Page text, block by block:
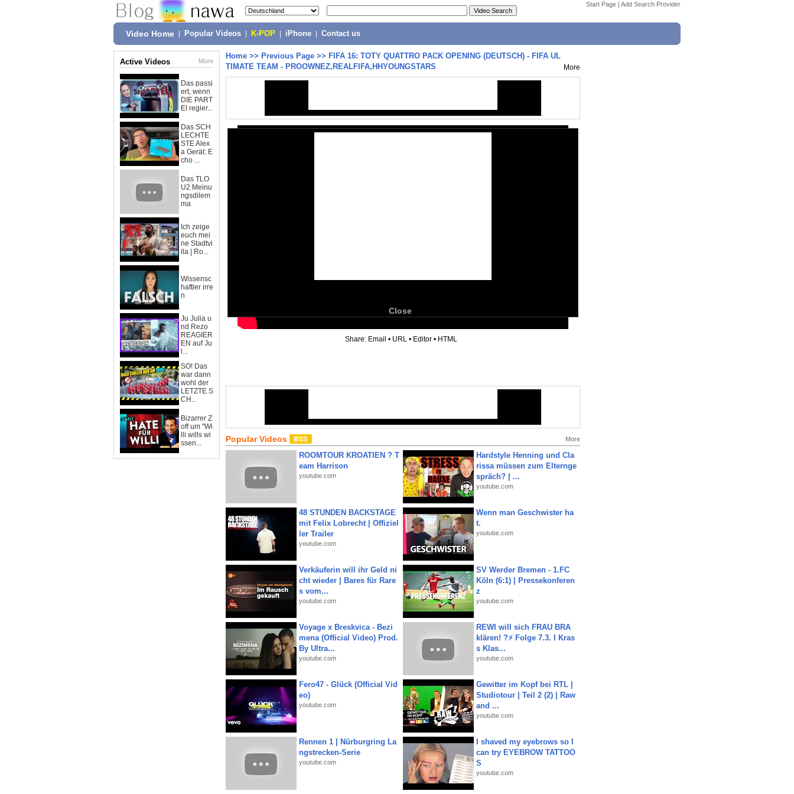
Start Page | Add Search Provider
Video Home Popular Videos K-POP iPhone Contact us
Active Videos More
Das passi
ert, wenn
DIE PART
EI regier...
Das SCH
LECHTE
STE Alex
a Gerät: E
cho ...
Das TLO
U2 Meinu
ngsdilem
ma
Ich zeige
euch mei
ne Stadtvi
lla | Ro...
Wissensc
haftler irre
n
Ju Julia u
nd Rezo
REAGIER
EN auf Ju
l...
SO! Das
war dann
wohl der
LETZTE S
CH...
Bizarrer Z
off um "Wi
lli wills wi
ssen...
Home >> Previous Page >> FIFA 16: TOTY QUATTRO PACK OPENING (DEUTSCH) - FIFA UL
TIMATE TEAM - PROOWNEZ,REALFIFA,HHYOUNGSTARS
More
Close
Share: Email • URL • Editor • HTML
Popular Videos More
ROOMTOUR KROATIEN ? T
eam Harrison
youtube.com
Hardstyle Henning und Cla
rissa müssen zum Elternge
spräch? | ...
youtube.com
48 STUNDEN BACKSTAGE
mit Felix Lobrecht | Offiziel
ler Trailer
youtube.com
Wenn man Geschwister ha
t.
youtube.com
Verkäuferin will ihr Geld ni
cht wieder | Bares für Rare
s vom...
youtube.com
SV Werder Bremen - 1.FC
Köln (6:1) | Pressekonferen
z
youtube.com
Voyage x Breskvica - Bezi
mena (Official Video) Prod.
By Ultra...
youtube.com
REWI will sich FRAU BRA
klären! ?⚡️ Folge 7.3. I Kras
s Klas...
youtube.com
Fero47 - Glück (Official Vid
eo)
youtube.com
Gewitter im Kopf bei RTL |
Studiotour | Teil 2 (2) | Raw
and ...
youtube.com
Rennen 1 | Nürburgring La
ngstrecken-Serie
youtube.com
I shaved my eyebrows so I
can try EYEBROW TATTOO
S
youtube.com